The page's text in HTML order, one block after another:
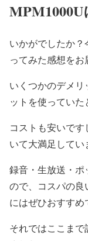
いかがでしたか？
ってみた感想をお
いくつかのデメ
ットを使っていた
コストも安いで
いて大満足してい
録音・生放送・
ので、コスパの良
にはぜひおすすめ
それではここま